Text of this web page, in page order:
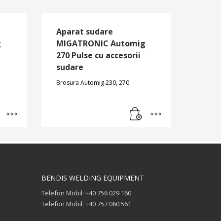
Aparat sudare
MIGATRONIC Automig
270 Pulse cu accesorii
sudare
Brosura Automig 230, 270
BENDIS WELDING EQUIPMENT
Telefon Mobil: +40 756 029 160
Telefon Mobil: +40 757 060 561